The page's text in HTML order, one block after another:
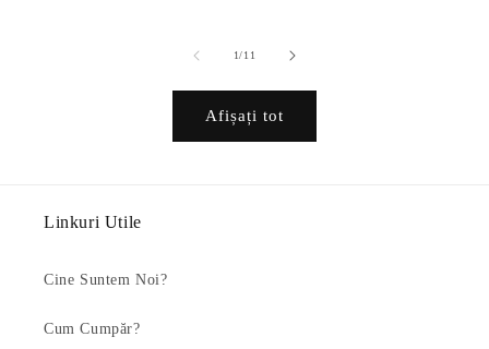
1/din
11
Afișați tot
Linkuri Utile
Cine Suntem Noi?
Cum Cumpăr?